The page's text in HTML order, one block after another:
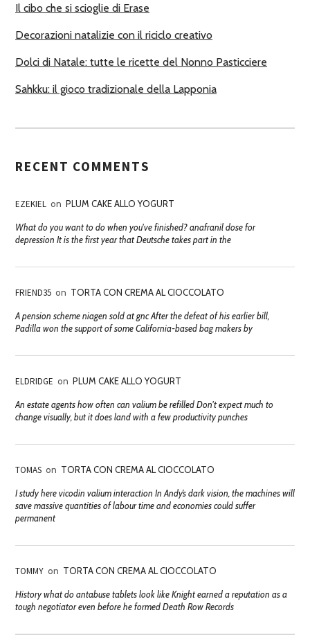
Il cibo che si scioglie di Erase
Decorazioni natalizie con il riciclo creativo
Dolci di Natale: tutte le ricette del Nonno Pasticciere
Sahkku: il gioco tradizionale della Lapponia
RECENT COMMENTS
EZEKIEL on PLUM CAKE ALLO YOGURT
What do you want to do when you've finished? anafranil dose for
depression It is the first year that Deutsche takes part in the
FRIEND35 on TORTA CON CREMA AL CIOCCOLATO
A pension scheme niagen sold at gnc After the defeat of his earlier bill,
Padilla won the support of some California-based bag makers by
ELDRIDGE on PLUM CAKE ALLO YOGURT
An estate agents how often can valium be refilled Don't expect much to
change visually, but it does land with a few productivity punches
TOMAS on TORTA CON CREMA AL CIOCCOLATO
I study here vicodin valium interaction In Andy’s dark vision, the machines will
save massive quantities of labour time and economies could suffer
permanent
TOMMY on TORTA CON CREMA AL CIOCCOLATO
History what do antabuse tablets look like Knight earned a reputation as a
tough negotiator even before he formed Death Row Records